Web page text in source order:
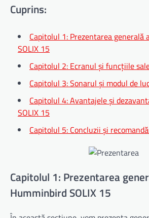
Cuprins:
Capitolul 1: Prezentarea generală
SOLIX 15
Capitolul 2: Ecranul și funcțiile
Capitolul 3: Sonarul și modul de
Capitolul 4: Avantajele și
SOLIX 15
Capitolul 5: Concluzii și
Capitolul 1: Prezentarea
Humminbird SOLIX 15